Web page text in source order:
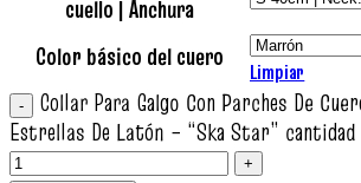
cuello | Anchura
Color básico del cuero
Limpiar
Collar Para Galgo Con Parches De
Estrellas De Latón – “Ska Star” cantidad